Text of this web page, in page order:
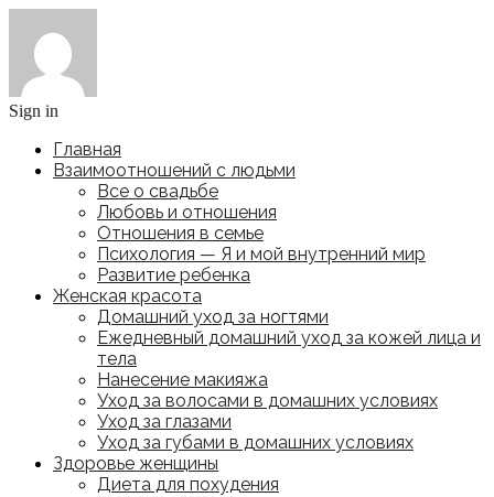
Sign in
Главная
Взаимоотношений с людьми
Все о свадьбе
Любовь и отношения
Отношения в семье
Психология — Я и мой внутренний мир
Развитие ребенка
Женская красота
Домашний уход за ногтями
Ежедневный домашний уход за кожей лица и
тела
Нанесение макияжа
Уход за волосами в домашних условиях
Уход за глазами
Уход за губами в домашних условиях
Здоровье женщины
Диета для похудения